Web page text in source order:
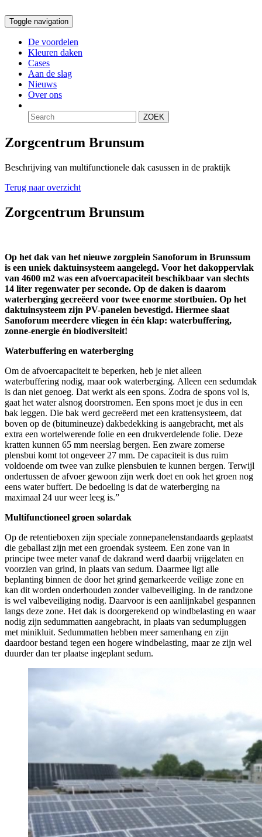
Toggle navigation
De voordelen
Kleuren daken
Cases
Aan de slag
Nieuws
Over ons
ZOEK
Zorgcentrum Brunsum
Beschrijving van multifunctionele dak casussen in de praktijk
Terug naar overzicht
Zorgcentrum Brunsum
Op het dak van het nieuwe zorgplein Sanoforum in Brunssum
is een uniek daktuinsysteem aangelegd. Voor het dakoppervlak
van 4600 m2 was een afvoercapaciteit beschikbaar van slechts
14 liter regenwater per seconde. Op de daken is daarom
waterberging gecreëerd voor twee enorme stortbuien. Op het
daktuinsysteem zijn PV-panelen bevestigd. Hiermee slaat
Sanoforum meerdere vliegen in één klap: waterbuffering,
zonne-energie én biodiversiteit!
Waterbuffering en waterberging
Om de afvoercapaciteit te beperken, heb je niet alleen
waterbuffering nodig, maar ook waterberging. Alleen een sedumdak
is dan niet genoeg. Dat werkt als een spons. Zodra de spons vol is,
gaat het water alsnog doorstromen. Een spons moet je dus in een
bak leggen. Die bak werd gecreëerd met een krattensysteem, dat
boven op de (bitumineuze) dakbedekking is aangebracht, met als
extra een wortelwerende folie en een drukverdelende folie. Deze
kratten kunnen 65 mm neerslag bergen. Een zware zomerse
plensbui komt tot ongeveer 27 mm. De capaciteit is dus ruim
voldoende om twee van zulke plensbuien te kunnen bergen. Terwijl
ondertussen de afvoer gewoon zijn werk doet en ook het groen nog
eens water buffert. De bedoeling is dat de waterberging na
maximaal 24 uur weer leeg is.”
Multifunctioneel groen solardak
Op de retentieboxen zijn speciale zonnepanelenstandaards geplaatst
die geballast zijn met een groendak systeem. Een zone van in
principe twee meter vanaf de dakrand werd daarbij vrijgelaten en
voorzien van grind, in plaats van sedum. Daarmee ligt alle
beplanting binnen de door het grind gemarkeerde veilige zone en
kan dit worden onderhouden zonder valbeveiliging. In de randzone
is wel valbeveiliging nodig. Daarvoor is een aanlijnkabel gespannen
langs deze zone. Het dak is doorgerekend op windbelasting en waar
nodig zijn sedummatten aangebracht, in plaats van sedumpluggen
met minikluit. Sedummatten hebben meer samenhang en zijn
daardoor bestand tegen een hogere windbelasting, maar ze zijn wel
duurder dan ter plaatse ingeplant sedum.